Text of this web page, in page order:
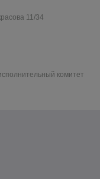
11/34
комитет